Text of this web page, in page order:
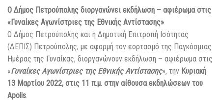
Ο Δήμος Πετρούπολης διοργανώνει εκδήλωση – αφιέρωμα στις
«Γυναίκες Αγωνίστριες της Εθνικής Αντίστασης»
Ο Δήμος Πετρούπολης και η Δημοτική Επιτροπή Ισότητας
(ΔΕΠΙΣ) Πετρούπολης, με αφορμή τον εορτασμό της Παγκόσμιας
Ημέρας της Γυναίκας, διοργανώνουν εκδήλωση – αφιέρωμα στις
«Γυναίκες Αγωνίστριες της Εθνικής Αντίστασης», την Κυριακή
13 Μαρτίου 2022, στις 11 π.μ. στην αίθουσα εκδηλώσεων του
Apolis.